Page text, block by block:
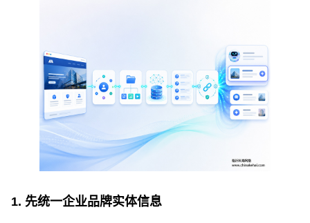
1. 先统一企业品牌实体信息